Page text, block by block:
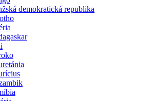
demokratická republika